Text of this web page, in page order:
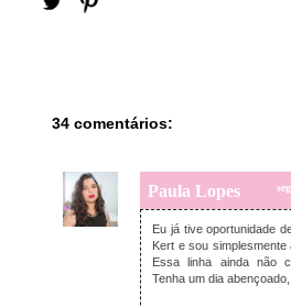
34 comentários:
Paula Lopes
Eu já tive oportunidade
Kert e sou simplesmente
Essa linha ainda não
Tenha um dia abençoado,